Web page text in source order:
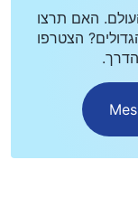
האם תרצו
הצטרפו